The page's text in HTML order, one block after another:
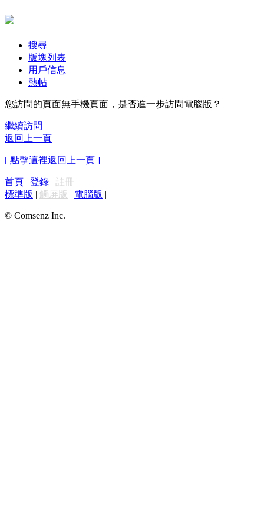
搜尋
版塊列表
用戶信息
熱帖
您訪問的頁面無手機頁面，是否進一步訪問電腦版？
繼續訪問
返回上一頁
[ 點擊這裡返回上一頁 ]
首頁 | 登錄 | 註冊
標準版 | 觸屏版 | 電腦版 |
© Comsenz Inc.